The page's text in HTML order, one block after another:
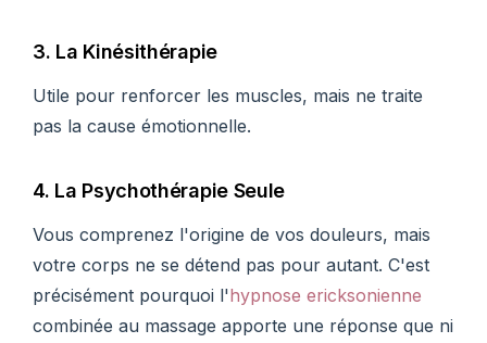
3. La Kinésithérapie
Utile pour renforcer les muscles, mais ne traite
pas la cause émotionnelle.
4. La Psychothérapie Seule
Vous comprenez l'origine de vos douleurs, mais
votre corps ne se détend pas pour autant. C'est
précisément pourquoi l'hypnose ericksonienne
combinée au massage apporte une réponse que ni